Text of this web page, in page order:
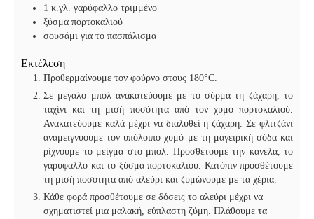
1 κ.γλ. γαρύφαλλο τριμμένο
ξύσμα πορτοκαλιού
σουσάμι για το πασπάλισμα
Εκτέλεση
Προθερμαίνουμε τον φούρνο στους 180°C.
Σε μεγάλο μπολ ανακατεύουμε με το σύρμα τη ζάχαρη, το
ταχίνι και τη μισή ποσότητα από τον χυμό πορτοκαλιού.
Ανακατεύουμε καλά μέχρι να διαλυθεί η ζάχαρη. Σε φλιτζάνι
αναμειγνύουμε τον υπόλοιπο χυμό με τη μαγειρική σόδα και
ρίχνουμε το μείγμα στο μπολ. Προσθέτουμε την κανέλα, το
γαρύφαλλο και το ξύσμα πορτοκαλιού. Κατόπιν προσθέτουμε
τη μισή ποσότητα από αλεύρι και ζυμώνουμε με τα χέρια.
Κάθε φορά προσθέτουμε σε δόσεις το αλεύρι μέχρι να
σχηματιστεί μια μαλακή, εύπλαστη ζύμη. Πλάθουμε τα